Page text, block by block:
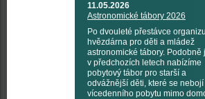
11.05.2026
Astronomické tábory 2026
Po dvouleté přestávce
hvězdárna pro děti a mládež
astronomické tábory. Podobně
v předchozích letech nabízíme
pobytový tábor pro starší a
odvážnější děti, které se nebojí
vícedenního pobytu mimo